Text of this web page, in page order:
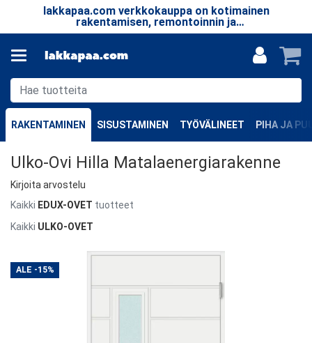
lakkapaa.com verkkokauppa on kotimainen
rakentamisen, remontoinnin ja
erikoistuotteiden verkkokauppa.
RAKENTAMINEN SISUSTAMINEN TYÖVÄLINEET PIHA JA
Ulko-Ovi Hilla Matalaenergiarakenne
Kirjoita arvostelu
Kaikki EDUX-OVET tuotteet
Kaikki ULKO-OVET
ALE -15%